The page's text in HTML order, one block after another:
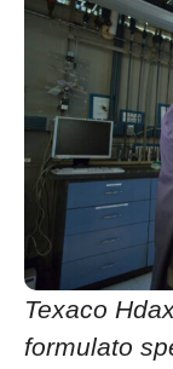
Texaco
formulato